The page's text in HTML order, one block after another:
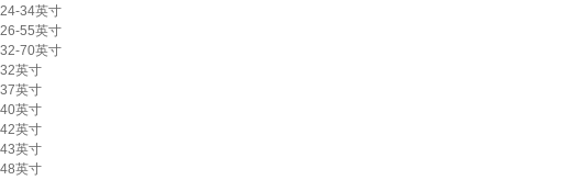
24-34英寸
26-55英寸
32-70英寸
32英寸
37英寸
40英寸
42英寸
43英寸
48英寸